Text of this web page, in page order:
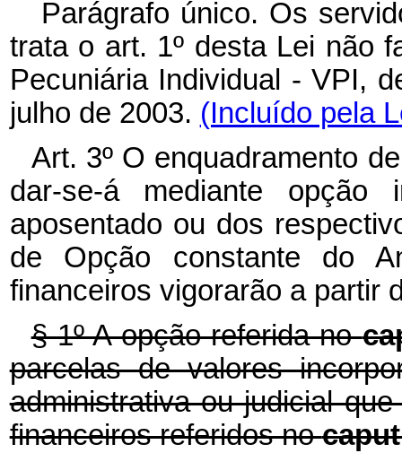
Parágrafo único. Os
trata o art. 1º desta Lei não
Pecuniária Individual - VPI,
julho de 2003. (Incluído pela
Art. 3º O enquadramento
dar-se-á mediante opção
aposentado ou dos
de Opção constante do
financeiros vigorarão a partir
§ 1º A opção referida no
parcelas de valores
administrativa ou judicial
financeiros referidos no